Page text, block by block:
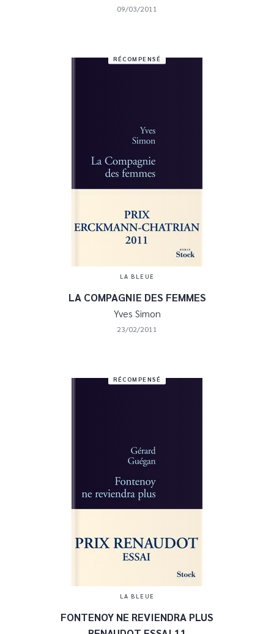
09/03/2011
RÉCOMPENSÉ
LA BLEUE
LA COMPAGNIE DES FEMMES
Yves Simon
23/02/2011
RÉCOMPENSÉ
LA BLEUE
FONTENOY NE REVIENDRA PLUS